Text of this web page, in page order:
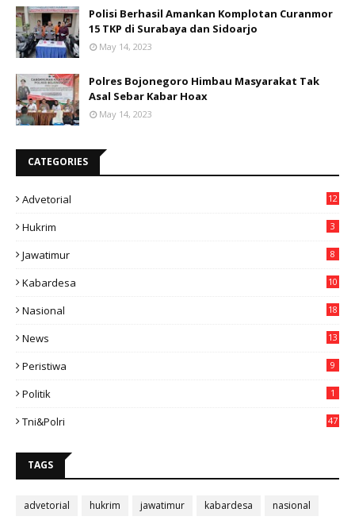
Polisi Berhasil Amankan Komplotan Curanmor
15 TKP di Surabaya dan Sidoarjo
May 14, 2023
Polres Bojonegoro Himbau Masyarakat Tak
Asal Sebar Kabar Hoax
May 14, 2023
CATEGORIES
Advetorial 12
Hukrim 3
Jawatimur 8
Kabardesa
10
Nasional
18
News
13
Peristiwa 9
Politik 1
Tni&polri 47
TAGS
advetorial hukrim jawatimur kabardesa
nasional